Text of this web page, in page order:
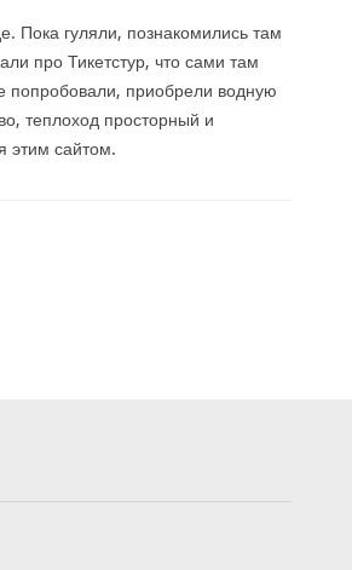
Пока гуляли, познакомились там
про Тикетстур, что сами там
попробовали, приобрели водную
теплоход просторный и
этим сайтом.